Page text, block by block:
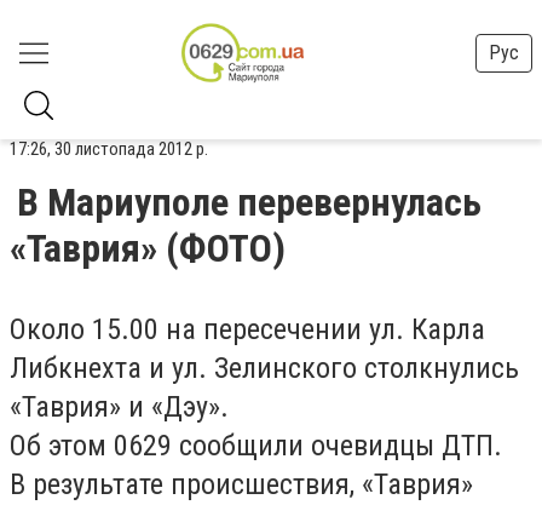
Рус
17:26, 30 листопада 2012 р.
В Мариуполе перевернулась
«Таврия» (ФОТО)
Около 15.00 на пересечении ул. Карла
Либкнехта и ул. Зелинского столкнулись
«Таврия» и «Дэу».
Об этом 0629 сообщили очевидцы ДТП.
В результате происшествия, «Таврия»